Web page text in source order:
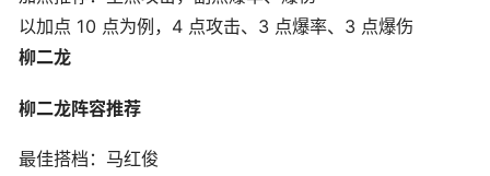
以加点 10 点为例，4 点攻击、3 点爆率、3 点爆伤
柳二龙
柳二龙阵容推荐
最佳搭档：马红俊